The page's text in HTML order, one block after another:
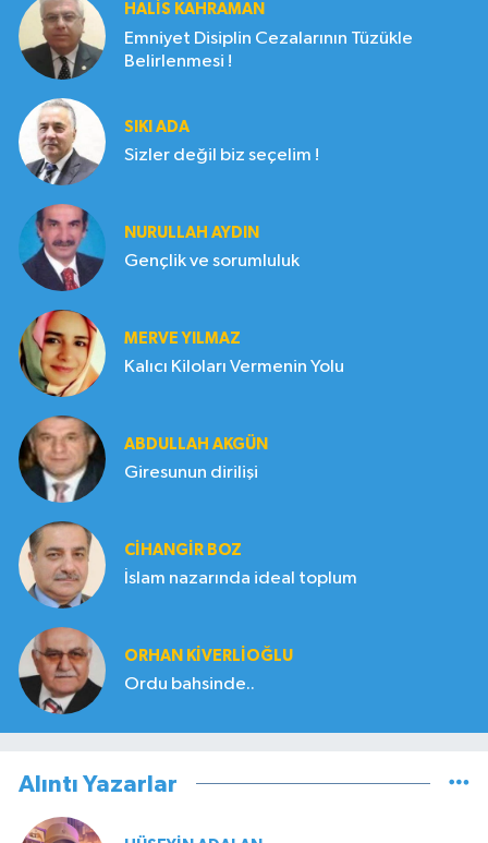
HALIS KAHRAMAN
Emniyet Disiplin Cezalarının Tüzükle
Belirlenmesi !
SIKI ADA
Sizler değil biz seçelim !
NURULLAH AYDIN
Gençlik ve sorumluluk
MERVE YILMAZ
Kalıcı Kiloları Vermenin Yolu
ABDULLAH AKGÜN
Giresunun dirilişi
CIHANGIR BOZ
İslam nazarında ideal toplum
ORHAN KIVERLIOĞLU
Ordu bahsinde..
Alıntı Yazarlar